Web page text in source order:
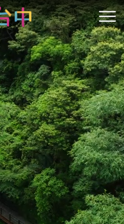
開